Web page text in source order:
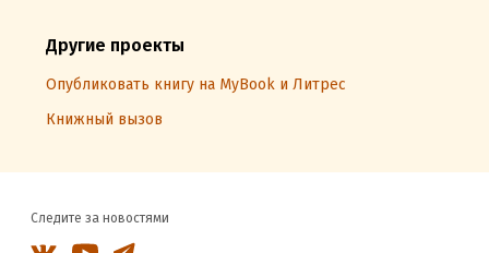
Другие проекты
Опубликовать книгу на MyBook и Литрес
Книжный вызов
Следите за новостями